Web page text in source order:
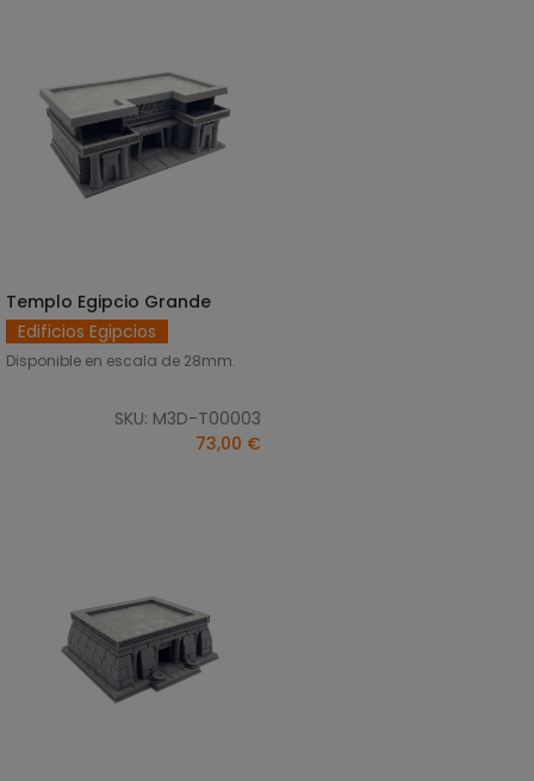
AÑADIR AL CARRITO
Templo Egipcio Grande
Edificios Egipcios
Disponible en escala de 28mm.
SKU: M3D-T00003
73,00 €